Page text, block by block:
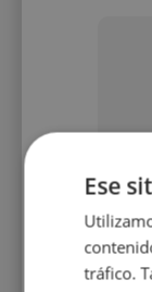
Ese
tráfico.